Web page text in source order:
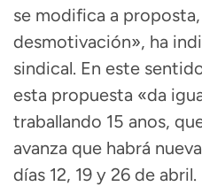
se modifica a
desmotivación», ha
sindical. En este
esta propuesta «da
traballando 15 anos,
avanza que habrá
días 12, 19 y 26 de abril.